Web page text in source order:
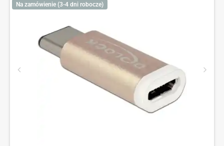
Na zamówienie (3-4 dni robocze)